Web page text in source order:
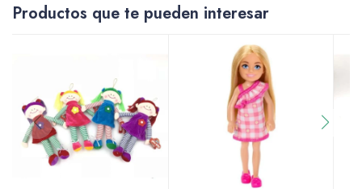
Productos que te pueden interesar
Varios